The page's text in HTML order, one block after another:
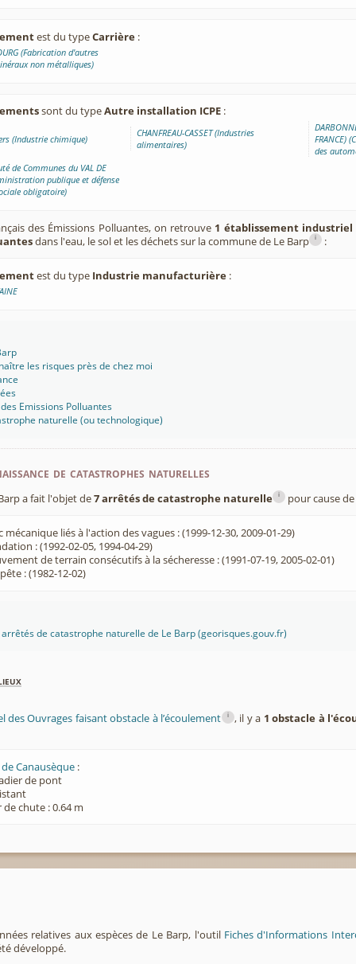
est du typeCarrière :
(Fabrication d'autres
non métalliques)
sont du typeAutre installation ICPE :
(Industrie chimique)
CHANFREAU-CASSET (Industries
alimentaires)
FRANCE)
des
de Communes du VAL DE
publique et défense
obligatoire)
des Émissions Polluantes, on retrouve 1 établissement
dans l'eau, le sol et les déchets sur la commune de Le Barp i :
est du type Industrie manufacturière :
les risques près de chez moi
Emissions Polluantes
naturelle (ou technologique)
de catastrophes naturelles
a fait l'objet de7 arrêtés de catastrophe naturelle i pour cause de
liés à l'action des vagues : (1999-12-30, 2009-01-29)
: (1992-02-05, 1994-04-29)
de terrain consécutifs à la sécheresse : (1991-07-19, 2005-02-01)
: (1982-12-02)
de catastrophe naturelle de Le Barp (georisques.gouv.fr)
des Ouvrages faisant obstacle à l’écoulement i , il y a 1 obstacle à
Canausèque :
de pont
chute : 0.64 m
relatives aux espèces de Le Barp, l'outil Fiches d'Informations
développé.